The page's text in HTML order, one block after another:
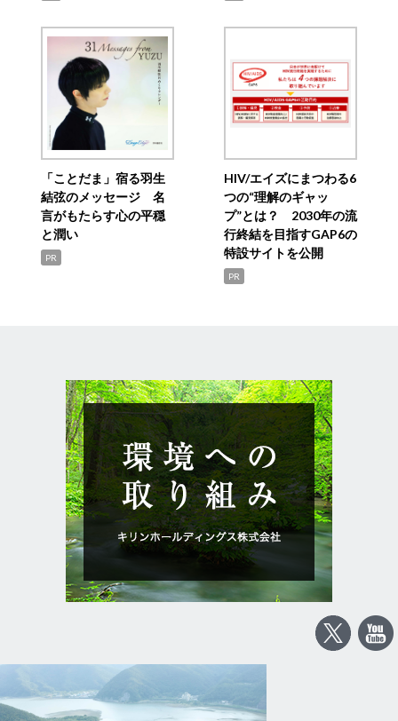
「ことだま」宿る羽生
結弦のメッセージ 名
言がもたらす心の平穏
と潤い
PR
HIV/エイズにまつわる6
つの“理解のギャッ
プ”とは？ 2030年の流
行終結を目指すGAP6の
特設サイトを公開
PR